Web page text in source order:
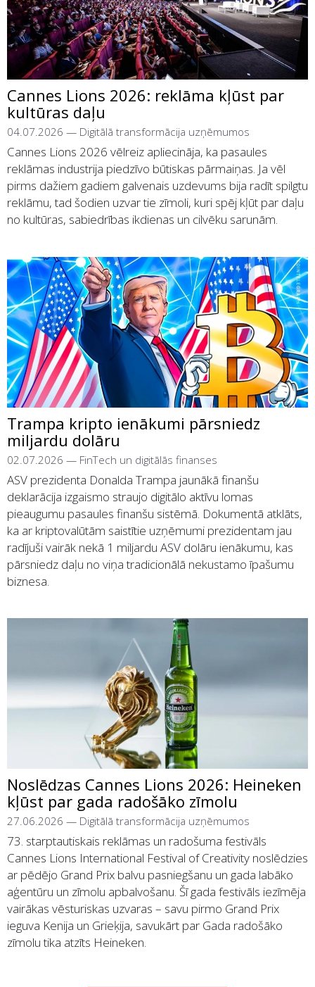
Cannes Lions 2026: reklāma kļūst par
kultūras daļu
04.07.2026 — Digitālā transformācija uzņēmumos
Cannes Lions 2026 vēlreiz apliecināja, ka pasaules
reklāmas industrija piedzīvo būtiskas pārmaiņas. Ja vēl
pirms dažiem gadiem galvenais uzdevums bija radīt spilgtu
reklāmu, tad šodien uzvar tie zīmoli, kuri spēj kļūt par daļu
no kultūras, sabiedrības ikdienas un cilvēku sarunām.
Trampa kripto ienākumi pārsniedz
miljardu dolāru
02.07.2026 — FinTech un digitālās finanses
ASV prezidenta Donalda Trampa jaunākā finanšu
deklarācija izgaismo straujo digitālo aktīvu lomas
pieaugumu pasaules finanšu sistēmā. Dokumentā atklāts,
ka ar kriptovalūtām saistītie uzņēmumi prezidentam jau
radījuši vairāk nekā 1 miljardu ASV dolāru ienākumu, kas
pārsniedz daļu no viņa tradicionālā nekustamo īpašumu
biznesa.
Noslēdzas Cannes Lions 2026: Heineken
kļūst par gada radošāko zīmolu
27.06.2026 — Digitālā transformācija uzņēmumos
73. starptautiskais reklāmas un radošuma festivāls
Cannes Lions International Festival of Creativity noslēdzies
ar pēdējo Grand Prix balvu pasniegšanu un gada labāko
aģentūru un zīmolu apbalvošanu. Šī gada festivāls iezīmēja
vairākas vēsturiskas uzvaras – savu pirmo Grand Prix
ieguva Kenija un Grieķija, savukārt par Gada radošāko
zīmolu tika atzīts Heineken.